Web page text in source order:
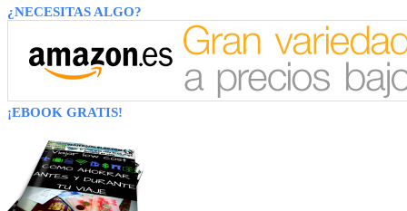
¿NECESITAS ALGO?
¡EBOOK GRATIS!